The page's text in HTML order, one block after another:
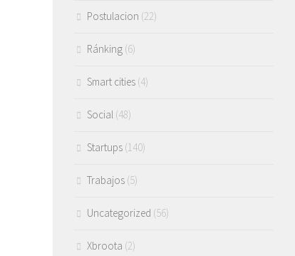
Postulacion (22)
Ránking (6)
Smart cities (4)
Social (48)
Startups (140)
Trabajos (5)
Uncategorized (56)
Xbroota (2)